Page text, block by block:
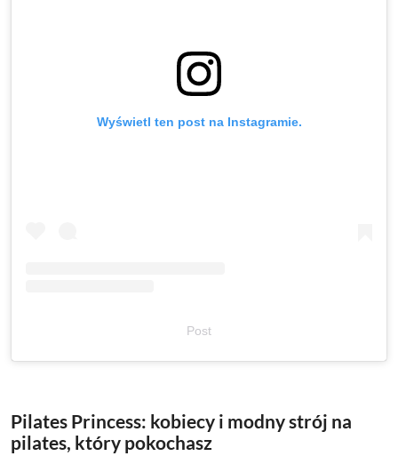
Wyświetl ten post na Instagramie.
Post
Pilates Princess: kobiecy i modny strój na
pilates, który pokochasz